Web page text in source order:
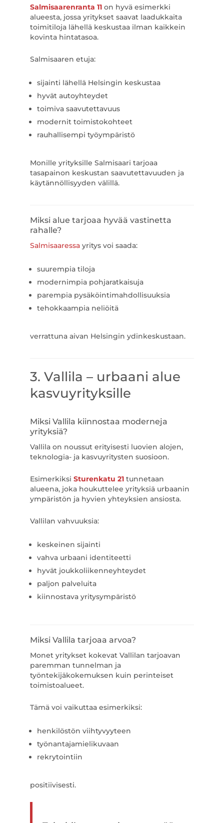
Salmisaarenranta 11on hyvä esimerkki
alueesta, jossa yritykset saavat laadukkaita
toimitiloja lähellä keskustaa ilman kaikkein
kovinta hintatasoa.
Salmisaaren etuja:
sijainti lähellä Helsingin keskustaa
hyvät autoyhteydet
toimiva saavutettavuus
modernit toimistokohteet
rauhallisempi työympäristö
Monille yrityksille Salmisaari tarjoaa
tasapainon keskustan saavutettavuuden ja
käytännöllisyyden välillä.
Miksi alue tarjoaa hyvää vastinetta
rahalle?
Salmisaaressayritys voi saada:
suurempia tiloja
modernimpia pohjaratkaisuja
parempia pysäköintimahdollisuuksia
tehokkaampia neliöitä
verrattuna aivan Helsingin ydinkeskustaan.
3. Vallila – urbaani alue
kasvuyrityksille
Miksi Vallila kiinnostaa moderneja
yrityksiä?
Vallila on noussut erityisesti luovien alojen,
teknologia- ja kasvuyritysten suosioon.
Esimerkiksi Sturenkatu 21tunnetaan
alueena, joka houkuttelee yrityksiä urbaanin
ympäristön ja hyvien yhteyksien ansiosta.
Vallilan vahvuuksia:
keskeinen sijainti
vahva urbaani identiteetti
hyvät joukkoliikenneyhteydet
paljon palveluita
kiinnostava yritysympäristö
Miksi Vallila tarjoaa arvoa?
Monet yritykset kokevat Vallilan tarjoavan
paremman tunnelman ja
työntekijäkokemuksen kuin perinteiset
toimistoalueet.
Tämä voi vaikuttaa esimerkiksi:
henkilöstön viihtyvyyteen
työnantajamielikuvaan
rekrytointiin
positiivisesti.